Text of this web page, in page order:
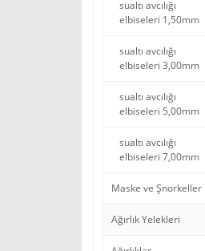
sualtı avcılığı
elbiseleri 1,50mm
sualtı avcılığı
elbiseleri 3,00mm
sualtı avcılığı
elbiseleri 5,00mm
sualtı avcılığı
elbiseleri 7,00mm
Maske ve Şnorkeller
Ağırlık Yelekleri